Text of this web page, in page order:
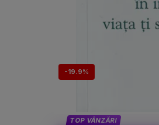
-19.9%
TOP VÂNZĂRI